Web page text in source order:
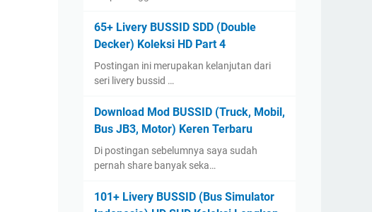
65+ Livery BUSSID SDD (Double
Decker) Koleksi HD Part 4
Postingan ini merupakan kelanjutan dari
seri livery bussid …
Download Mod BUSSID (Truck, Mobil,
Bus JB3, Motor) Keren Terbaru
Di postingan sebelumnya saya sudah
pernah share banyak seka…
101+ Livery BUSSID (Bus Simulator